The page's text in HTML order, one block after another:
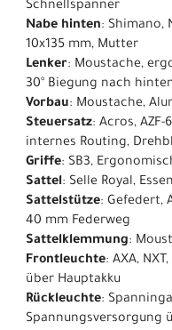
Schnellspanner
Nabe hinten: Shimano,
10x135 mm, Mutter
Lenker: Moustache,
30° Biegung nach
Vorbau: Moustache,
Steuersatz: Acros,
internes Routing,
Griffe: SB3,
Sattel: Selle Royal,
Sattelstütze: Gefedert,
40 mm Federweg
Sattelklemmung:
Frontleuchte: AXA,
über Hauptakku
Rückleuchte:
Spannungsversorgung